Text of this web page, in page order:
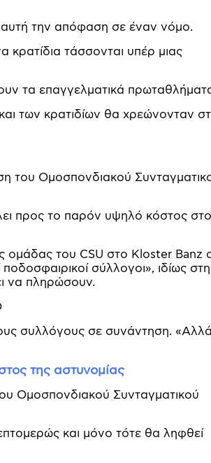
την απόφαση σε έναν νόμο.
κρατίδια τάσσονται υπέρ μιας
τα επαγγελματικά
των κρατιδίων θα χρεώνονταν
του Ομοσπονδιακού
προς το παρόν υψηλό κόστος
ομάδας του CSU στο Kloster Banz
σύλλογοι», ιδίως
να πληρώσουν.
συλλόγους σε συνάντηση.
της αστυνομίας
Ομοσπονδιακού Συνταγματικού
και μόνο τότε θα ληφθεί